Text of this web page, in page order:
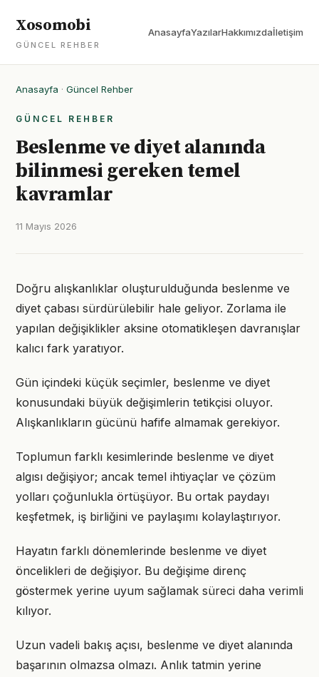
Xosomobi
GÜNCEL REHBER
AnasayfaYazılarHakkımızdaİletişim
Anasayfa · Güncel Rehber
GÜNCEL REHBER
Beslenme ve diyet alanında
bilinmesi gereken temel
kavramlar
11 Mayıs 2026
Doğru alışkanlıklar oluşturulduğunda beslenme ve
diyet çabası sürdürülebilir hale geliyor. Zorlama ile
yapılan değişiklikler aksine otomatikleşen davranışlar
kalıcı fark yaratıyor.
Gün içindeki küçük seçimler, beslenme ve diyet
konusundaki büyük değişimlerin tetikçisi oluyor.
Alışkanlıkların gücünü hafife almamak gerekiyor.
Toplumun farklı kesimlerinde beslenme ve diyet
algısı değişiyor; ancak temel ihtiyaçlar ve çözüm
yolları çoğunlukla örtüşüyor. Bu ortak paydayı
keşfetmek, iş birliğini ve paylaşımı kolaylaştırıyor.
Hayatın farklı dönemlerinde beslenme ve diyet
öncelikleri de değişiyor. Bu değişime direnç
göstermek yerine uyum sağlamak süreci daha verimli
kılıyor.
Uzun vadeli bakış açısı, beslenme ve diyet alanında
başarının olmazsa olmazı. Anlık tatmin yerine